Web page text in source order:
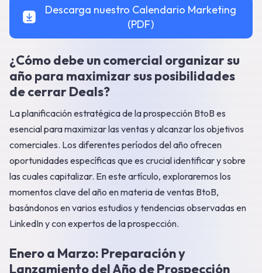
Descarga nuestro Calendario Marketing
(PDF)
¿Cómo debe un comercial organizar su
año para maximizar sus posibilidades
de cerrar Deals?
La planificación estratégica de la prospección BtoB es
esencial para maximizar las ventas y alcanzar los objetivos
comerciales. Los diferentes períodos del año ofrecen
oportunidades específicas que es crucial identificar y sobre
las cuales capitalizar. En este artículo, exploraremos los
momentos clave del año en materia de ventas BtoB,
basándonos en varios estudios y tendencias observadas en
LinkedIn y con expertos de la prospección.
Enero a Marzo: Preparación y
Lanzamiento del Año de Prospección